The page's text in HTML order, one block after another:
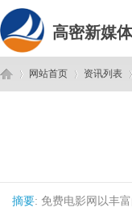
高密新媒体
网站首页 资讯列表
摘要: 免费电影网以丰